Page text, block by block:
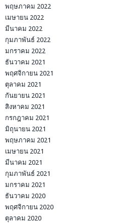
พฤษภาคม 2022
เมษายน 2022
มีนาคม 2022
กุมภาพันธ์ 2022
มกราคม 2022
ธันวาคม 2021
พฤศจิกายน 2021
ตุลาคม 2021
กันยายน 2021
สิงหาคม 2021
กรกฎาคม 2021
มิถุนายน 2021
พฤษภาคม 2021
เมษายน 2021
มีนาคม 2021
กุมภาพันธ์ 2021
มกราคม 2021
ธันวาคม 2020
พฤศจิกายน 2020
ตุลาคม 2020